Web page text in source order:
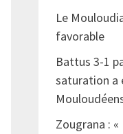
Le
favorable
Battus 3-1
saturation a
Zougrana :